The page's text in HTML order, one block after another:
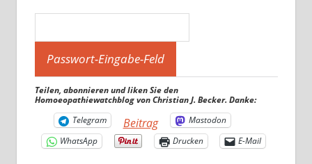
Teilen, abonnieren und liken Sie den
Homoeopathiewatchblog von Christian J. Becker. Danke:
Telegram
Beitrag
Mastodon
WhatsApp
Drucken E-Mail